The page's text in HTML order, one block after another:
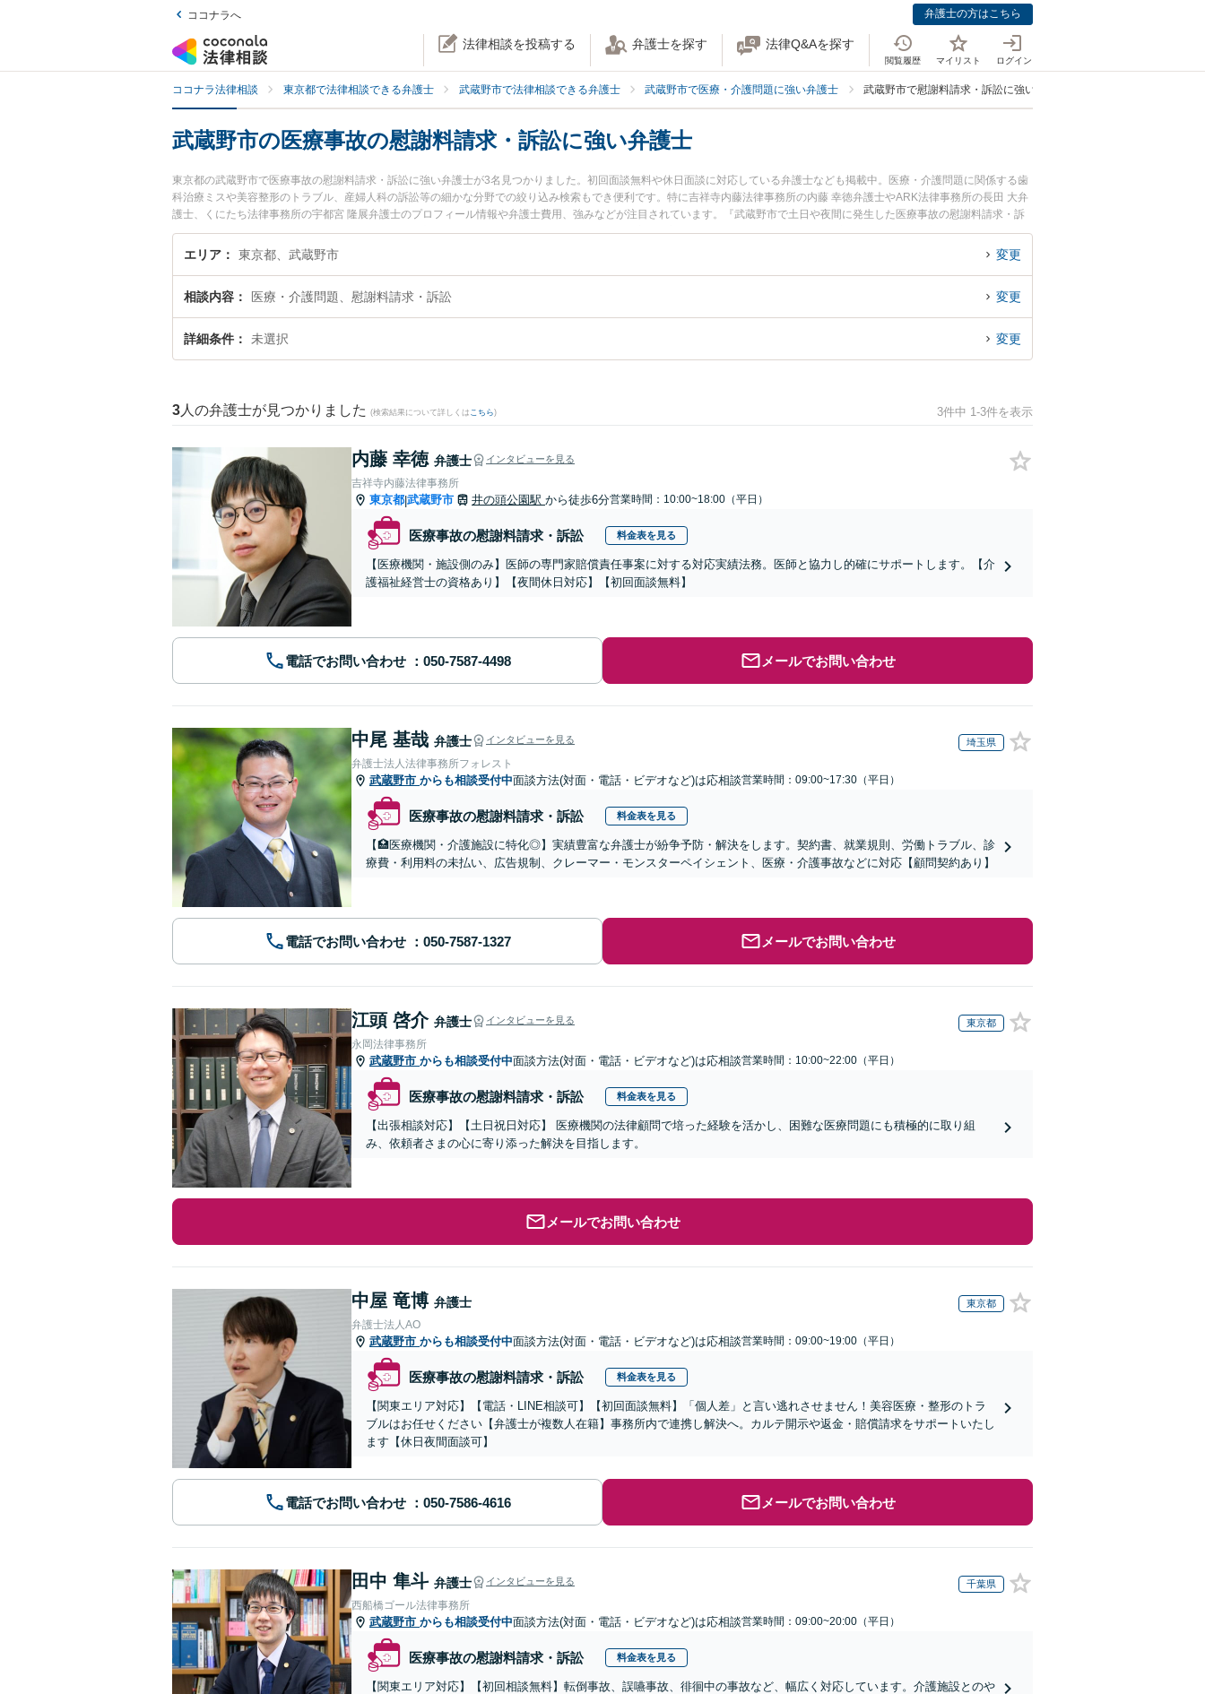
ココナラへ 弁護士の方はこちら
法律相談を投稿する 弁護士を探す 法律Q&Aを探す
閲覧履歴 マイリスト ログイン
ココナラ法律相談 東京都で法律相談できる弁護士 武蔵野市で法律相談できる弁護士 武蔵野市で医療・介護問題に強い弁護士 武蔵野市で慰謝料請求・訴訟に強い弁護士
武蔵野市の医療事故の慰謝料請求・訴訟に強い弁護士
東京都の武蔵野市で医療事故の慰謝料請求・訴訟に強い弁護士が3名見つかりました。初回面談無料や休日面談に対応している弁護士なども掲載中。医療・介護問題に関係する歯
科治療ミスや美容整形のトラブル、産婦人科の訴訟等の細かな分野での絞り込み検索もでき便利です。特に吉祥寺内藤法律事務所の内藤 幸徳弁護士やARK法律事務所の長田 大弁
護士、くにたち法律事務所の宇都宮 隆展弁護士のプロフィール情報や弁護士費用、強みなどが注目されています。『武蔵野市で土日や夜間に発生した医療事故の慰謝料請求・訴
訟のトラブルを今すぐに弁護士に相談したい』『医療事故の慰謝料請求・訴訟のトラブル解決の実績豊富な近くの弁護士を検索したい』『初回相談無料で医療事故の慰謝料請求・
訴訟を法律相談できる武蔵野市内の弁護士に相談予約したい』などでお困りの相談者さんにおすすめです。
エリア 東京都、武蔵野市 変更
相談内容 医療・介護問題、慰謝料請求・訴訟 変更
詳細条件 未選択 変更
3 人の弁護士が見つかりました (検索結果について詳しくは こちら) 3件中 1-3件を表示
内藤 幸徳 弁護士 インタビューを見る
吉祥寺内藤法律事務所
東京都|武蔵野市 井の頭公園駅 から徒歩6分営業時間：10:00~18:00（平日）
医療事故の慰謝料請求・訴訟 料金表を見る
【医療機関・施設側のみ】医師の専門家賠償責任事案に対する対応実績法務。医師と協力し的確にサポートします。【介
護福祉経営士の資格あり】【夜間休日対応】【初回面談無料】
電話でお問い合わせ メールでお問い合わせ
中尾 基哉 弁護士 インタビューを見る 埼玉県
弁護士法人法律事務所フォレスト
武蔵野市 からも相談受付中面談方法(対面・電話・ビデオなど)は応相談営業時間：09:00~17:30（平日）
医療事故の慰謝料請求・訴訟 料金表を見る
【🏥医療機関・介護施設に特化◎】実績豊富な弁護士が紛争予防・解決をします。契約書、就業規則、労働トラブル、診
療費・利用料の未払い、広告規制、クレーマー・モンスターペイシェント、医療・介護事故などに対応【顧問契約あり】
電話でお問い合わせ メールでお問い合わせ
江頭 啓介 弁護士 インタビューを見る 東京都
永岡法律事務所
武蔵野市 からも相談受付中面談方法(対面・電話・ビデオなど)は応相談営業時間：10:00~22:00（平日）
医療事故の慰謝料請求・訴訟 料金表を見る
【出張相談対応】【土日祝日対応】 医療機関の法律顧問で培った経験を活かし、困難な医療問題にも積極的に取り組
み、依頼者さまの心に寄り添った解決を目指します。
メールでお問い合わせ
中屋 竜博 弁護士 東京都
弁護士法人AO
武蔵野市 からも相談受付中面談方法(対面・電話・ビデオなど)は応相談営業時間：09:00~19:00（平日）
医療事故の慰謝料請求・訴訟 料金表を見る
【関東エリア対応】【電話・LINE相談可】【初回面談無料】「個人差」と言い逃れさせません！美容医療・整形のトラ
ブルはお任せください【弁護士が複数人在籍】事務所内で連携し解決へ。カルテ開示や返金・賠償請求をサポートいたし
ます【休日夜間面談可】
電話でお問い合わせ メールでお問い合わせ
田中 隼斗 弁護士 インタビューを見る 千葉県
西船橋ゴール法律事務所
武蔵野市 からも相談受付中面談方法(対面・電話・ビデオなど)は応相談営業時間：09:00~20:00（平日）
医療事故の慰謝料請求・訴訟 料金表を見る
【関東エリア対応】【初回相談無料】転倒事故、誤嚥事故、徘徊中の事故など、幅広く対応しています。介護施設とのや